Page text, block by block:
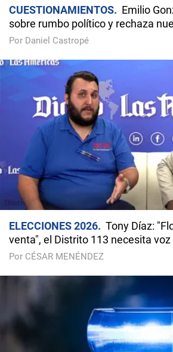
CUESTIONAMIENTOS
Emilio
sobre rumbo político y rechaza
Por Daniel Castropé
ELECCIONES 2026
Tony Díaz:
venta", el Distrito 113 necesita voz
Por CÉSAR MENÉNDEZ